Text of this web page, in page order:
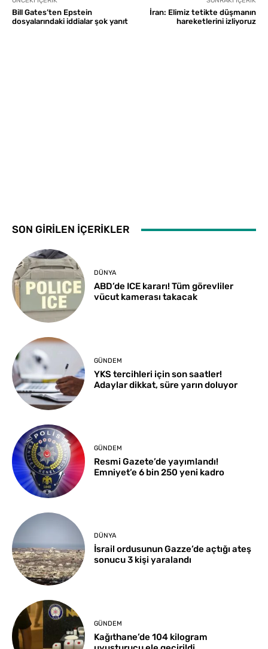
Bill Gates’ten Epstein
dosyalarındaki iddialar şok yanıt
İran: Elimiz tetikte düşmanın
hareketlerini izliyoruz
SON GİRİLEN İÇERİKLER
DÜNYA
ABD’de ICE kararı! Tüm görevliler
vücut kamerası takacak
GÜNDEM
YKS tercihleri için son saatler!
Adaylar dikkat, süre yarın doluyor
GÜNDEM
Resmi Gazete’de yayımlandı!
Emniyet’e 6 bin 250 yeni kadro
DÜNYA
İsrail ordusunun Gazze’de açtığı ateş
sonucu 3 kişi yaralandı
GÜNDEM
Kağıthane’de 104 kilogram